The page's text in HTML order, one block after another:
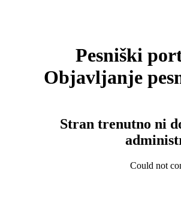
Pesniški
Objavljanje
Stran trenutno ni
Could not